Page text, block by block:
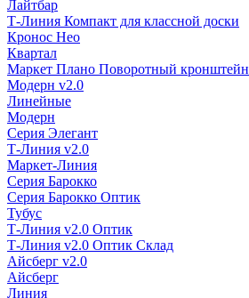
Лайтбар
Т-Линия Компакт для классной доски
Кронос Нео
Квартал
Маркет Плано Поворотный кронштейн
Модерн v2.0
Линейные
Модерн
Серия Элегант
Т-Линия v2.0
Маркет-Линия
Серия Барокко
Серия Барокко Оптик
Тубус
Т-Линия v2.0 Оптик
Т-Линия v2.0 Оптик Склад
Айсберг v2.0
Айсберг
Линия